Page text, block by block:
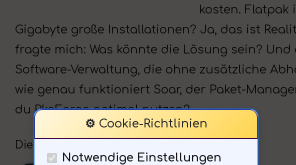
kosten.
Gigabyte große Installationen? Ja, das ist
fragte mich: Was könnte die Lösung sein?
Software-Verwaltung, die ohne zusätzliche
wie genau funktioniert Soar, der Paket-
du PkgForge optimal nutzen?
Die optimale Nutzung von PkgForge
⚙️ Cookie-Richtlinien
Notwendige Einstellungen